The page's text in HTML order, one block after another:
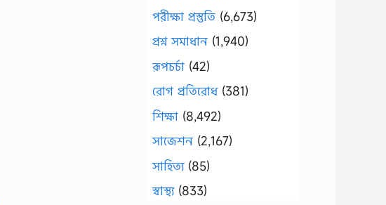
পরীক্ষা প্রস্তুতি (6,673)
প্রশ্ন সমাধান (1,940)
রূপচর্চা (42)
রোগ প্রতিরোধ(381)
শিক্ষা (8,492)
সাজেশন (2,167)
সাহিত্য(85)
স্বাস্থ্য(833)